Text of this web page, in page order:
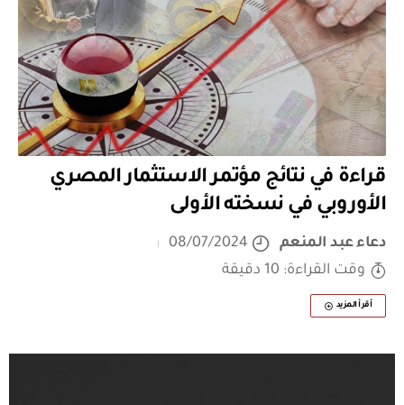
قراءة في نتائج مؤتمر الاستثمار المصري
الأوروبي في نسخته الأولى
دعاء عبد المنعم
08/07/2024
وقت القراءة: 10 دقيقة
أقرأ المزيد